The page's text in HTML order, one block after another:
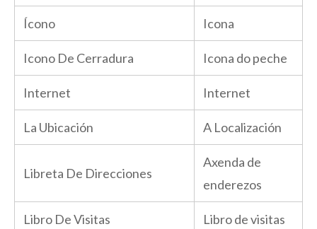
Ícono Icona
Icono De Cerradura Icona do peche
Internet Internet
La Ubicación A Localización
Libreta De Direcciones
Axenda de
enderezos
Libro De Visitas Libro de visitas